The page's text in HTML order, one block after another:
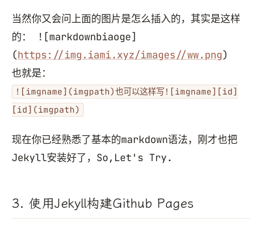
当然你又会问上面的图片是怎么插入的，其实是这样
的： ![markdownbiaoge]
(https://img.iami.xyz/images//ww.png)
也就是：
![imgname](imgpath)也可以这样写![imgname][id]
[id](imgpath)
现在你已经熟悉了基本的markdown语法，刚才也把
Jekyll安装好了，So,Let's Try.
3. 使用Jekyll构建Github Pages